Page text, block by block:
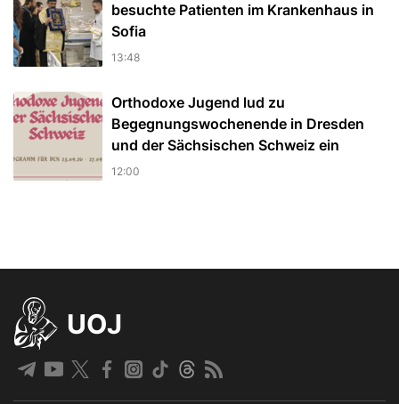
besuchte Patienten im Krankenhaus in
Sofia
13:48
Orthodoxe Jugend lud zu
Begegnungswochenende in Dresden
und der Sächsischen Schweiz ein
12:00
UOJ